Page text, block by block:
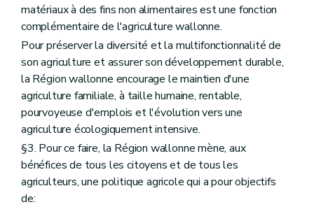
Art. D45
Art. D46
Art. D47
Art. D48
Art. D49
Art. D50
Section 4 Les traitements de données à caractère personnel de l'observatoire foncier
Art. D51
Art. D52
Art. D53
Art. D54
Art. D55
Art. D56
Art. D56/1
Art. D57
matériaux à des fins non alimentaires est une fonction
complémentaire de l'agriculture wallonne.
Pour préserver la diversité et la multifonctionnalité de
son agriculture et assurer son développement durable,
la Région wallonne encourage le maintien d'une
agriculture familiale, à taille humaine, rentable,
pourvoyeuse d'emplois et l'évolution vers une
agriculture écologiquement intensive.
§3. Pour ce faire, la Région wallonne mène, aux
bénéfices de tous les citoyens et de tous les
agriculteurs, une politique agricole qui a pour objectifs
de: